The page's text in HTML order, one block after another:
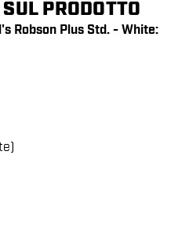
PRODOTTO
Robson Plus Std. - White: